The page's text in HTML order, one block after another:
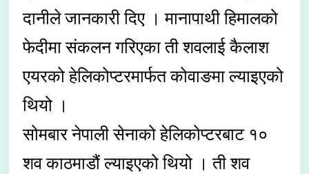
दानीले जानकारी दिए । मानापाथी हिमालको
फेदीमा संकलन गरिएका ती शवलाई कैलाश
एयरको हेलिकोप्टरमार्फत कोवाङमा ल्याइएको
थियो ।
सोमबार नेपाली सेनाको हेलिकोप्टरबाट १०
शव काठमाडौं ल्याइएको थियो । ती शव